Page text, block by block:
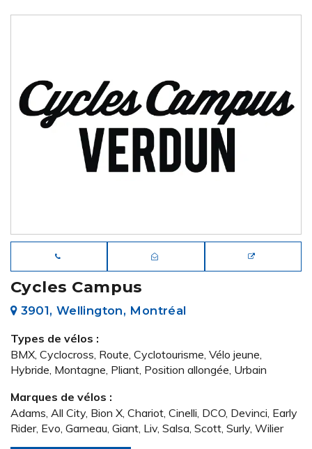
Cycles Campus
3901, Wellington, Montréal
Types de vélos :
BMX, Cyclocross, Route, Cyclotourisme, Vélo jeune,
Hybride, Montagne, Pliant, Position allongée, Urbain
Marques de vélos :
Adams, All City, Bion X, Chariot, Cinelli, DCO, Devinci, Early
Rider, Evo, Garneau, Giant, Liv, Salsa, Scott, Surly, Wilier